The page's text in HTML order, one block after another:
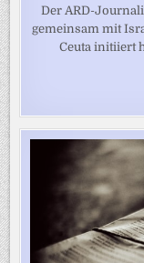
Der ARD-
gemeinsam mit
Ceuta initiiert